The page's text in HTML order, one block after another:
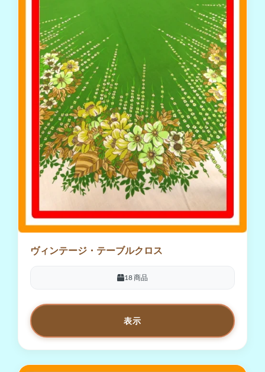
ヴィンテージ・テーブルクロス
18 商品
表示